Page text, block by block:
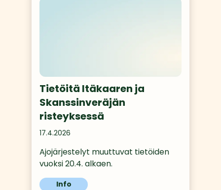
Tietöitä Itäkaaren ja
Skanssinveräjän
risteyksessä
17.4.2026
Ajojärjestelyt muuttuvat tietöiden
vuoksi 20.4. alkaen.
Info